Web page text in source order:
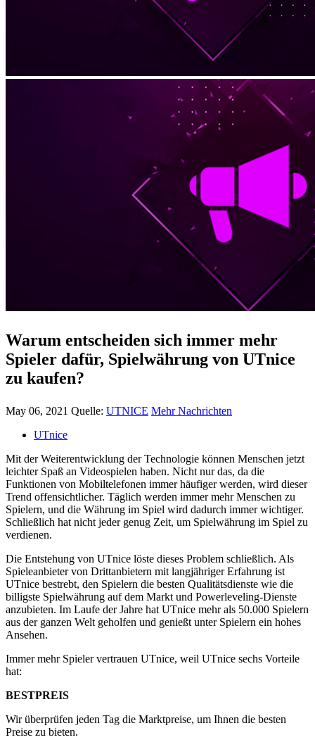
Warum entscheiden sich immer mehr
Spieler dafür, Spielwährung von UTnice
zu kaufen?
May 06, 2021 Quelle: UTNICE Mehr Nachrichten
UTnice
Mit der Weiterentwicklung der Technologie können Menschen jetzt
leichter Spaß an Videospielen haben. Nicht nur das, da die
Funktionen von Mobiltelefonen immer häufiger werden, wird dieser
Trend offensichtlicher. Täglich werden immer mehr Menschen zu
Spielern, und die Währung im Spiel wird dadurch immer wichtiger.
Schließlich hat nicht jeder genug Zeit, um Spielwährung im Spiel zu
verdienen.
Die Entstehung von UTnice löste dieses Problem schließlich. Als
Spieleanbieter von Drittanbietern mit langjähriger Erfahrung ist
UTnice bestrebt, den Spielern die besten Qualitätsdienste wie die
billigste Spielwährung auf dem Markt und Powerleveling-Dienste
anzubieten. Im Laufe der Jahre hat UTnice mehr als 50.000 Spielern
aus der ganzen Welt geholfen und genießt unter Spielern ein hohes
Ansehen.
Immer mehr Spieler vertrauen UTnice, weil UTnice sechs Vorteile
hat:
BESTPREIS
Wir überprüfen jeden Tag die Marktpreise, um Ihnen die besten
Preise zu bieten.